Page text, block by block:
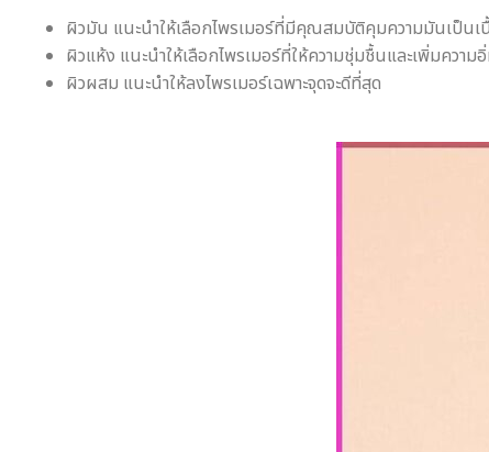
ผิวมัน แนะนำให้เลือกไพรเมอร์ที่มีคุณสมบัติคุมความมันเป็นเ
ผิวแห้ง แนะนำให้เลือกไพรเมอร์ที่ให้ความชุ่มชื้นและเพิ่มควา
ผิวผสม แนะนำให้ลงไพรเมอร์เฉพาะจุดจะดีที่สุด